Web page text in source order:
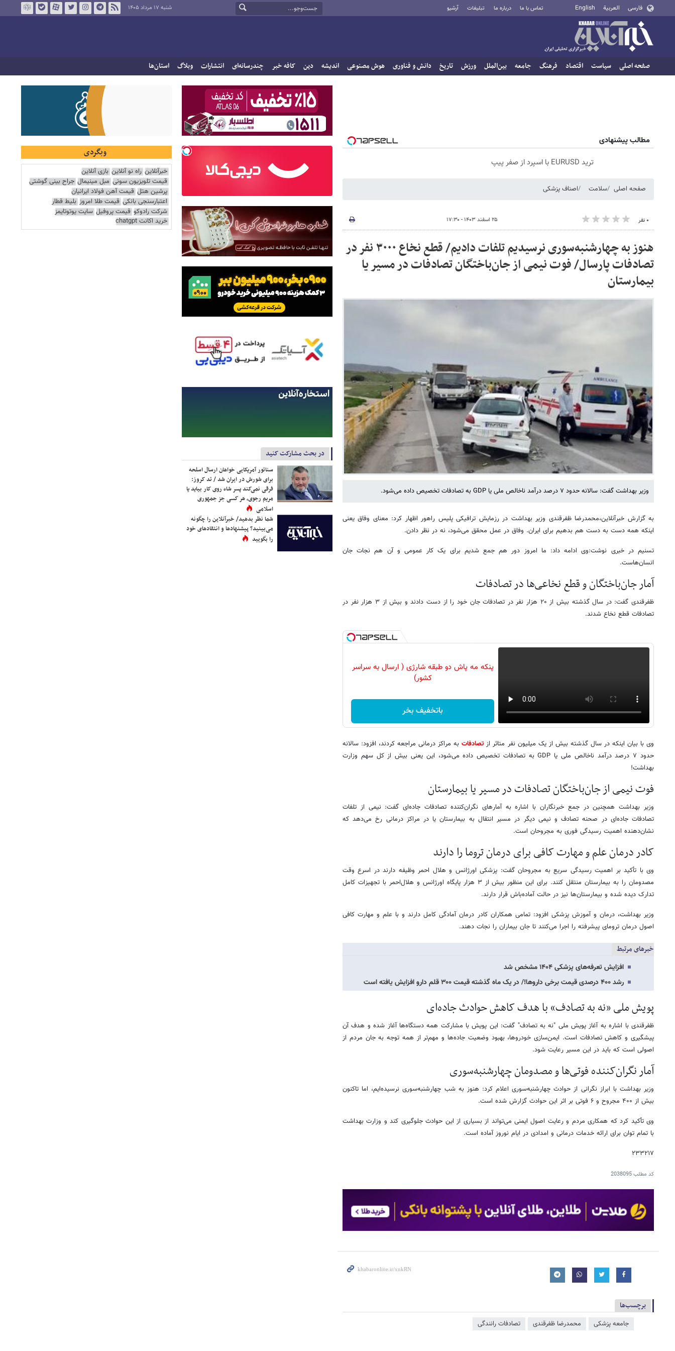
فارسی العربية English تماس با ما درباره ما تبلیغات آرشیو شنبه ۱۷ مرداد ۱۴۰۵
صفحه اصلی سیاست اقتصاد فرهنگ جامعه بین‌الملل ورزش تاریخ دانش و فناوری هوش مصنوعی اندیشه دین کافه خبر چندرسانه‌ای انتشارات وبلاگ استان‌ها
مطالب پیشنهادی
ترید EURUSD با اسپرد از صفر پیپ
صفحه اصلی سلامت اصناف پزشکی
۰ نفر ۲۵ اسفند ۱۴۰۳ - ۱۷:۳۰
هنوز به چهارشنبه‌سوری نرسیدیم تلفات دادیم/ قطع نخاع ۳۰۰۰ نفر در
تصادفات پارسال/ فوت نیمی از جان‌باختگان تصادفات در مسیر یا
بیمارستان
وزیر بهداشت گفت: سالانه حدود ۷ درصد درآمد ناخالص ملی یا GDP به تصادفات تخصیص داده می‌شود.
به گزارش خبرآنلاین،محمدرضا ظفرقندی وزیر بهداشت در رزمایش ترافیکی پلیس راهور اظهار کرد: معنای وفاق یعنی
اینکه همه دست به دست هم بدهیم برای ایران. وفاق در عمل محقق می‌شود، نه در نظر دادن.
تسنیم در خبری نوشت:وی ادامه داد: ما امروز دور هم جمع شدیم برای یک کار عمومی و آن هم نجات جان
انسان‌هاست.
آمار جان‌باختگان و قطع نخاعی‌ها در تصادفات
ظفرقندی گفت: در سال گذشته بیش از ۲۰ هزار نفر در تصادفات جان خود را از دست دادند و بیش از ۳ هزار نفر در
تصادفات قطع نخاع شدند.
پنکه مه پاش دو طبقه شارژی ( ارسال به سراسر
کشور)
باتخفیف بخر
وی با بیان اینکه در سال گذشته بیش از یک میلیون نفر متاثر از تصادفاتبه مراکز درمانی مراجعه کردند، افزود: سالانه
حدود ۷ درصد درآمد ناخالص ملی یا GDP به تصادفات تخصیص داده می‌شود، این یعنی بیش از کل سهم وزارت
بهداشت!
فوت نیمی از جان‌باختگان تصادفات در مسیر یا بیمارستان
وزیر بهداشت همچنین در جمع خبرنگاران با اشاره به آمارهای نگران‌کننده تصادفات جاده‌ای گفت: نیمی از تلفات
تصادفات جاده‌ای در صحنه تصادف و نیمی دیگر در مسیر انتقال به بیمارستان یا در مراکز درمانی رخ می‌دهد که
نشان‌دهنده اهمیت رسیدگی فوری به مجروحان است.
کادر درمان علم و مهارت کافی برای درمان تروما را دارند
وی با تأکید بر اهمیت رسیدگی سریع به مجروحان گفت: پزشکی اورژانس و هلال‌ احمر وظیفه دارند در اسرع وقت
مصدومان را به بیمارستان منتقل کنند. برای این منظور بیش از ۳ هزار پایگاه اورژانس و هلال‌احمر با تجهیزات کامل
تدارک دیده شده و بیمارستان‌ها نیز در حالت آماده‌باش قرار دارند.
وزیر بهداشت، درمان و آموزش پزشکی افزود: تمامی همکاران کادر درمان آمادگی کامل دارند و با علم و مهارت کافی
اصول درمان ترومای پیشرفته را اجرا می‌کنند تا جان بیماران را نجات دهند.
خبرهای مرتبط
افزایش تعرفه‌های پزشکی ۱۴۰۴ مشخص شد
رشد ۴۰۰ درصدی قیمت برخی داروها!/ در یک ماه گذشته قیمت ۳۰۰ قلم دارو افزایش یافته است
پویش ملی «نه به تصادف» با هدف کاهش حوادث جاده‌ای
ظفرقندی با اشاره به آغاز پویش ملی "نه به تصادف" گفت: این پویش با مشارکت همه دستگاه‌ها آغاز شده و هدف آن
پیشگیری و کاهش تصادفات است. ایمن‌سازی خودروها، بهبود وضعیت جاده‌ها و مهم‌تر از همه توجه به جان مردم از
اصولی است که باید در این مسیر رعایت شود.
آمار نگران‌کننده فوتی‌ها و مصدومان چهارشنبه‌سوری
وزیر بهداشت با ابراز نگرانی از حوادث چهارشنبه‌سوری اعلام کرد: هنوز به شب چهارشنبه‌سوری نرسیده‌ایم، اما تاکنون
بیش از ۴۰۰ مجروح و ۶ فوتی بر اثر این حوادث گزارش شده است.
وی تأکید کرد که همکاری مردم و رعایت اصول ایمنی می‌تواند از بسیاری از این حوادث جلوگیری کند و وزارت بهداشت
با تمام توان برای ارائه خدمات درمانی و امدادی در ایام نوروز آماده است.
۲۳۳۲۱۷
کد مطلب2038095
برچسب‌ها
جامعه پزشکی محمدرضا ظفرقندی تصادفات رانندگی
در بحث مشارکت کنید
سناتور آمریکایی خواهان ارسال اسلحه
برای شورش در ایران شد / تد کروز:
فرقی نمی‌کند پسر شاه روی کار بیاید یا
مریم رجوی، هر کسی جز جمهوری
اسلامی
شما نظر بدهید/ خبرآنلاین را چگونه
می‌بینید؟ پیشنهادها و انتقادهای خود
را بگویید
وبگردی
خبرآنلاین راه نو آنلاین بازی آنلاین
قیمت تلویزیون سونی مبل مینیمال جراح بینی گوشتی
پرشین هتل قیمت آهن فولاد ایرانیان
اعتبارسنجی بانکی قیمت طلا امروز بلیط قطار
شرکت رادوکو قیمت پروفیل سایت یوتوتایمز
خرید اکانت chatgpt